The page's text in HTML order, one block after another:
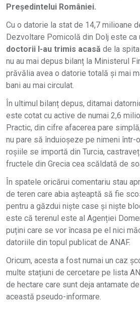
Președintelui României.
Cu o datorie la stat de 14,7 milioane
Dezvoltare Pomicolă din Dolj este ca
doctorii l-au trimis acasă de la
nu au mai depus bilanț la Ministerul
prăvălia avea o datorie totală și mai
bani au mai circulat.
În ultimul bilanț depus, ditamai
este cotat cu active de numai 2,6
Practic, din cifre afacerea pare
nu pare să înduioșeze pe nimeni într-
roșiile se importă din Turcia,
fructele din Grecia cea scăldată de
În spatele oricărui comentariu stau
de teren care abia așteaptă să fie
pentru a găzdui niște case și niște
este că terenul este al Agenției
puțini care se vor încasa pe el nici
datoriile din topul publicat de ANAF.
Oricum, acesta a fost numai un caz
multe stațiuni de cercetare pe lista
de hectare care sunt deja antamate
această pseudo-informare.